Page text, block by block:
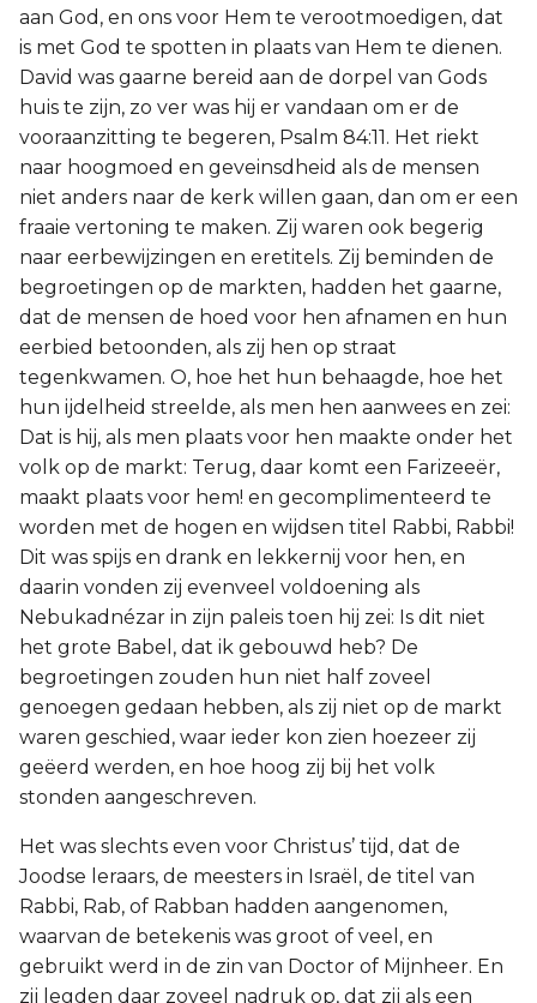
aan God, en ons voor Hem te verootmoedigen, dat
is met God te spotten in plaats van Hem te dienen.
David was gaarne bereid aan de dorpel van Gods
huis te zijn, zo ver was hij er vandaan om er de
vooraanzitting te begeren, Psalm 84:11. Het riekt
naar hoogmoed en geveinsdheid als de mensen
niet anders naar de kerk willen gaan, dan om er een
fraaie vertoning te maken. Zij waren ook begerig
naar eerbewijzingen en eretitels. Zij beminden de
begroetingen op de markten, hadden het gaarne,
dat de mensen de hoed voor hen afnamen en hun
eerbied betoonden, als zij hen op straat
tegenkwamen. O, hoe het hun behaagde, hoe het
hun ijdelheid streelde, als men hen aanwees en zei:
Dat is hij, als men plaats voor hen maakte onder het
volk op de markt: Terug, daar komt een Farizeeër,
maakt plaats voor hem! en gecomplimenteerd te
worden met de hogen en wijdsen titel Rabbi, Rabbi!
Dit was spijs en drank en lekkernij voor hen, en
daarin vonden zij evenveel voldoening als
Nebukadnézar in zijn paleis toen hij zei: Is dit niet
het grote Babel, dat ik gebouwd heb? De
begroetingen zouden hun niet half zoveel
genoegen gedaan hebben, als zij niet op de markt
waren geschied, waar ieder kon zien hoezeer zij
geëerd werden, en hoe hoog zij bij het volk
stonden aangeschreven.
Het was slechts even voor Christus’ tijd, dat de
Joodse leraars, de meesters in Israël, de titel van
Rabbi, Rab, of Rabban hadden aangenomen,
waarvan de betekenis was groot of veel, en
gebruikt werd in de zin van Doctor of Mijnheer. En
zij legden daar zoveel nadruk op, dat zij als een